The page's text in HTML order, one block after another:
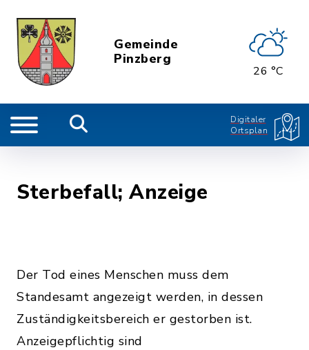
Gemeinde
Pinzberg
26 °C
Digitaler
Ortsplan
Sterbefall; Anzeige
Der Tod eines Menschen muss dem
Standesamt angezeigt werden, in dessen
Zuständigkeitsbereich er gestorben ist.
Anzeigepflichtig sind